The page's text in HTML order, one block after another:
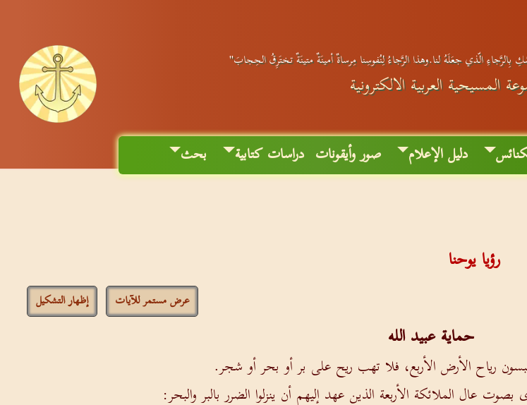
بِالرَّجاءِ الّذي جعَلَهُ لنا.وهذا الرَّجاءُ لِنُفوسِنا مِرساةٌ أمينَةٌ متينَةٌ تختَرِقُ الحِجابَ"
المسيحية العربية الالكترونية
دليل الإعلام صور وأيقونات دراسات كتابية بحث
رؤيا يوحنا
عرض مستمر للآيات إظهار التشكيل
حماية عبيد الله
رياح الأرض الأربع، فلا تهب ريح على بر أو بحر أو شجر.
عال الملائكة الأربعة الذين عهد إليهم أن ينزلوا الضرر بالبر والبحر: